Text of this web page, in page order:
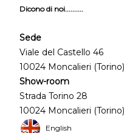
Dicono di noi..........
Sede
Viale del Castello 46
10024 Moncalieri
Show-room
Strada Torino 28
10024 Moncalieri
English